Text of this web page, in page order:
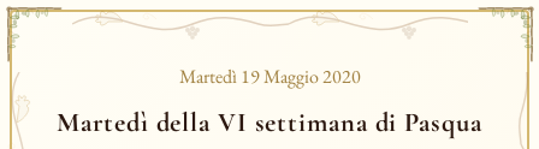
Martedì 19 Maggio 2020
Martedì della VI settimana di Pasqua